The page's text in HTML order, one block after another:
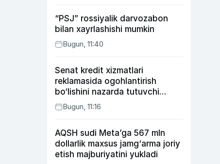
“PSJ” rossiyalik darvozabon
bilan xayrlashishi mumkin
Bugun, 11:40
Senat kredit xizmatlari
reklamasida ogohlantirish
bo‘lishini nazarda tutuvchi
qonunni ma’qulladi
Bugun, 11:16
AQSH sudi Meta’ga 567 mln
dollarlik maxsus jamg‘arma joriy
etish majburiyatini yukladi